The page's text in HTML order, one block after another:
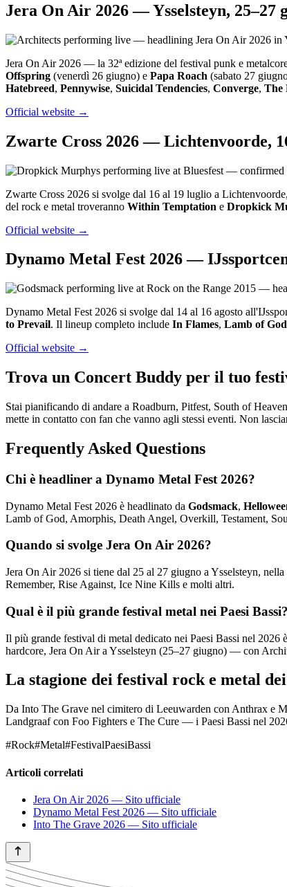
Jera On Air 2026 — Ysselsteyn, 25–27
Jera On Air 2026 — la 32ª edizione del festival punk e
Offspring (venerdì 26 giugno) e Papa Roach (sabato 27
Hatebreed, Pennywise, Suicidal Tendencies, Converge, The
Official website →
Zwarte Cross 2026 — Lichtenvoorde,
Zwarte Cross 2026 si svolge dal 16 al 19 luglio a
del rock e metal troveranno Within Temptation e Dropkick
Official website →
Dynamo Metal Fest 2026 —
Dynamo Metal Fest 2026 si svolge dal 14 al 16 agosto
to Prevail. Il lineup completo include In Flames, Lamb of God
Official website →
Trova un Concert Buddy per il tuo
Stai pianificando di andare a Roadburn, Pitfest, South of
mette in contatto con fan che vanno agli stessi eventi. Non
Frequently Asked Questions
Chi è headliner a Dynamo Metal Fest 2026?
Dynamo Metal Fest 2026 è headlinato da Godsmack,
Lamb of God, Amorphis, Death Angel, Overkill, Testament,
Quando si svolge Jera On Air 2026?
Jera On Air 2026 si tiene dal 25 al 27 giugno a Ysselsteyn,
Remember, Rise Against, Ice Nine Kills e molti altri.
Qual è il più grande festival metal nei Paesi Bassi?
Il più grande festival di metal dedicato nei Paesi Bassi nel
hardcore, Jera On Air a Ysselsteyn (25–27 giugno) — con
La stagione dei festival rock e metal
Da Into The Grave nel cimitero di Leeuwarden con Anthrax e
Landgraaf con Foo Fighters e The Cure — i Paesi Bassi nel
#Rock#Metal#FestivalPaesiBassi
Articoli correlati
Jera On Air 2026 — Sito ufficiale
Dynamo Metal Fest 2026 — Sito ufficiale
Into The Grave 2026 — Sito ufficiale